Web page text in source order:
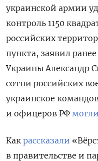
украинской армии
контроль 1150
российских
пункта, заявил
Украины Александр
сотни российских
украинское
и офицеров РФ
Как рассказали
в правительстве и